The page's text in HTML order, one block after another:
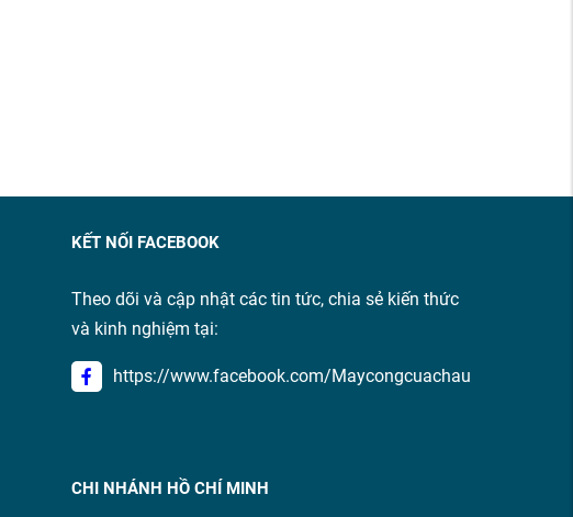
KẾT NỐI FACEBOOK
Theo dõi và cập nhật các tin tức, chia sẻ kiến thức
và kinh nghiệm tại:
https://www.facebook.com/Maycongcuachau
CHI NHÁNH HỒ CHÍ MINH